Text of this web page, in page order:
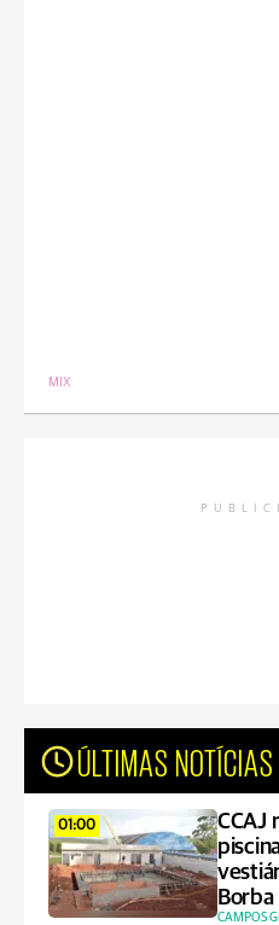
MIX
ÚLTIMAS NOTÍCIAS
01:00
CCAJ
Borba
CAMPOS